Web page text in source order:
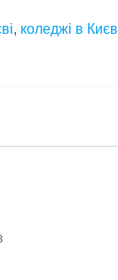
, коледжі в